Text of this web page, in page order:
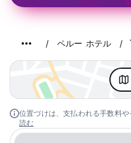
ペルー ホテル
位置づけは、支払われる手数料
読む